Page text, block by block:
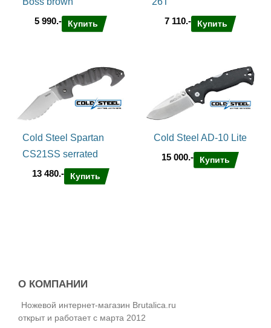
полосы в пятку упирается профиль в виде латинской буквы L -
таким образом возрастает надежность фиксации
Характеристики и ТТХ ножа Cold Steel Ti Lite VI Kris
Толщина клинка – 4 мм
Сталь – AUS10A
Твёрдость клинка – 57-59 HRc
Обработка клинка – Satin
Рукоять – Zytel
Вес – 198 г
5 990.-
Купить
7 110.-
Купить
Cold Steel Spartan
CS21SS serrated
13 480.-
Купить
Cold Steel AD-10 Lite
15 000.-
Купить
О КОМПАНИИ
Ножевой интернет-магазин Brutalica.ru
открыт и работает с марта 2012